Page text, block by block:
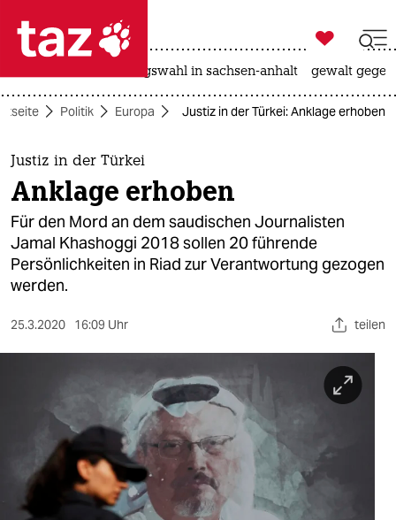
 taz zahl ich
taz zahl ich
themen
politik
öko
gesellschaft
kultur
sport
wahrheit

taz zahl ich
landtagswahl in sachsen-anhalt gewalt
Politik Europa Justiz in der Türkei: Anklage erhoben
Justiz in der Türkei
Anklage erhoben
Für den Mord an dem saudischen Journalisten
Jamal Khashoggi 2018 sollen 20 führende
Persönlichkeiten in Riad zur Verantwortung gezogen
werden.
25.3.2020 16:09 Uhr teilen